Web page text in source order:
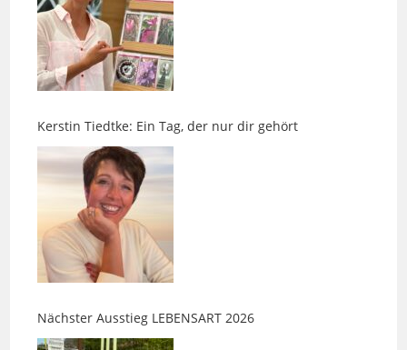
Kerstin Tiedtke: Ein Tag, der nur dir gehört
Nächster Ausstieg LEBENSART 2026